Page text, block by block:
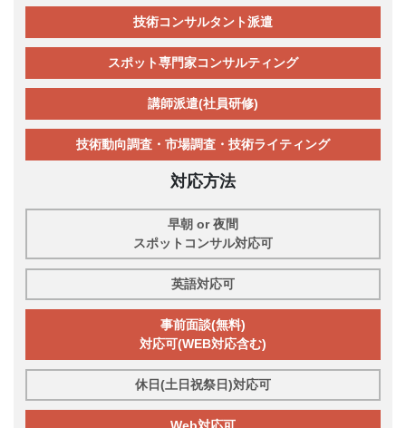
技術コンサルタント派遣
スポット専門家コンサルティング
講師派遣(社員研修)
技術動向調査・市場調査・技術ライティング
対応方法
早朝 or 夜間
スポットコンサル対応可
英語対応可
事前面談(無料)
対応可(WEB対応含む)
休日(土日祝祭日)対応可
Web対応可